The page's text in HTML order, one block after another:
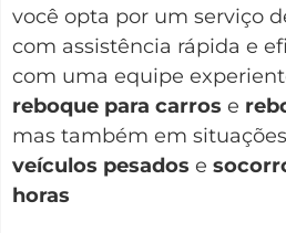
você opta por um serviço
com assistência rápida e
com uma equipe
reboque para carros e
mas também em
veículos pesados e
horas